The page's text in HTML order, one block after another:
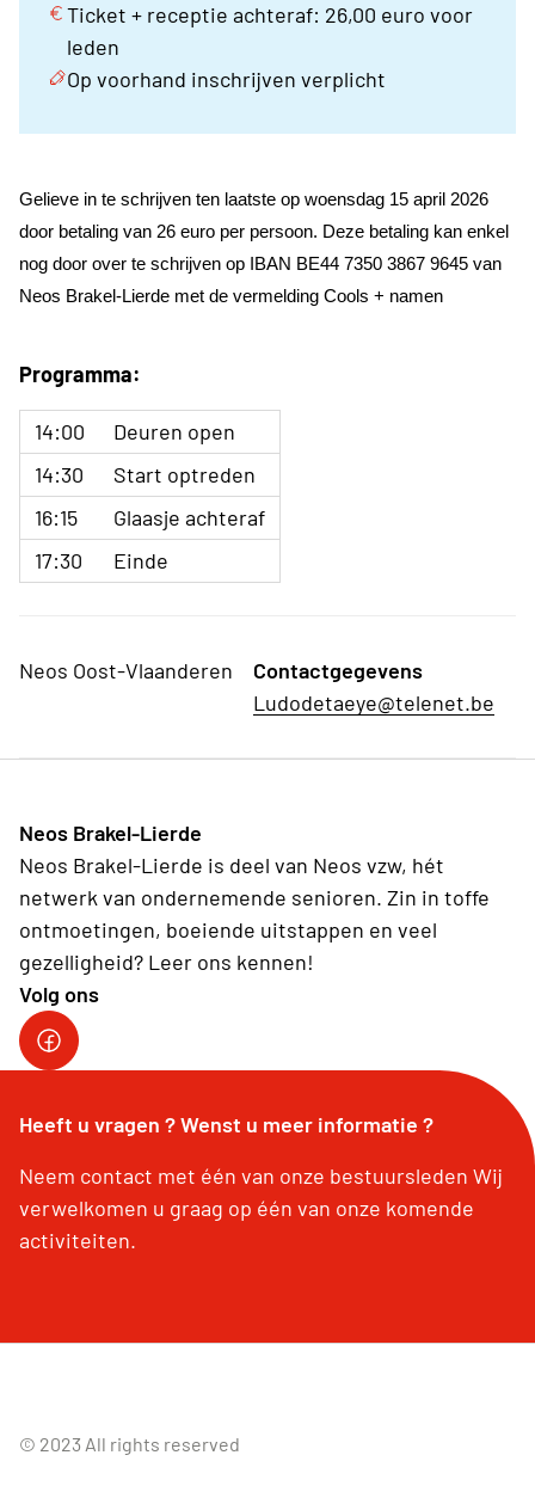
Ticket + receptie achteraf: 26,00 euro voor
leden
Op voorhand inschrijven verplicht
Gelieve in te schrijven ten laatste op woensdag 15 april 2026
door betaling van 26 euro per persoon. Deze betaling kan enkel
nog door over te schrijven op IBAN BE44 7350 3867 9645 van
Neos Brakel-Lierde met de vermelding Cools + namen
Programma:
14:00
Deuren open
14:30
Start optreden
16:15
Glaasje achteraf
17:30
Einde
Neos Oost-Vlaanderen
Contactgegevens
Ludodetaeye@telenet.be
Neos Brakel-Lierde
Neos Brakel-Lierde is deel van Neos vzw, hét
netwerk van ondernemende senioren. Zin in toffe
ontmoetingen, boeiende uitstappen en veel
gezelligheid? Leer ons kennen!
Volg ons
Heeft u vragen ? Wenst u meer informatie ?
Neem contact met één van onze bestuursleden Wij
verwelkomen u graag op één van onze komende
activiteiten.
© 2023 All rights reserved